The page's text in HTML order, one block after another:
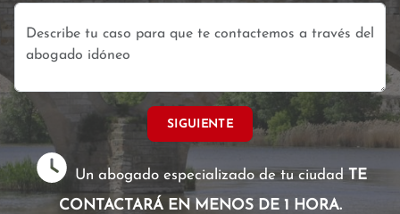
SIGUIENTE
Un abogado especializado de tu ciudadTE
CONTACTARÁ EN MENOS DE 1 HORA.